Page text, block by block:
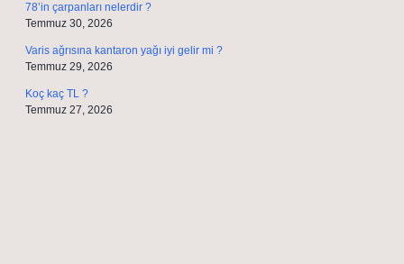
78’in çarpanları nelerdir ?
Temmuz 30, 2026
Varis ağrısına kantaron yağı iyi gelir mi ?
Temmuz 29, 2026
Koç kaç TL ?
Temmuz 27, 2026